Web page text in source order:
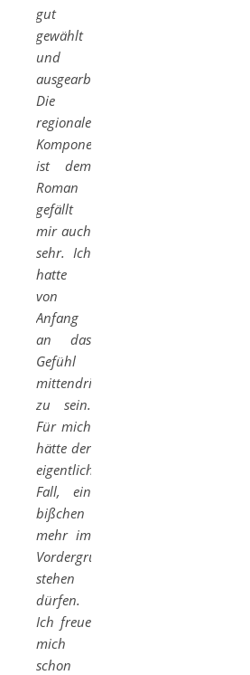
gut
gewählt
und
ausgearbeitet.
Die
regionale
Komponente
ist dem
Roman
gefällt
mir auch
sehr. Ich
hatte
von
Anfang
an das
Gefühl
mittendrin
zu sein.
Für mich
hätte der
eigentliche
Fall, ein
bißchen
mehr im
Vordergrund
stehen
dürfen.
Ich freue
mich
schon